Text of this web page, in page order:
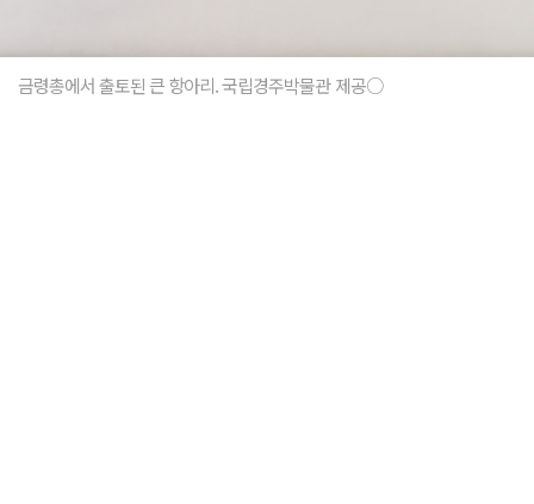
금령총에서 출토된 큰 항아리. 국립경주박물관 제공○